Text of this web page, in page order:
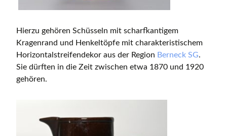
Hierzu gehören Schüsseln mit scharfkantigem
Kragenrand und Henkeltöpfe mit charakteristischem
Horizontalstreifendekor aus der Region Berneck SG.
Sie dürften in die Zeit zwischen etwa 1870 und 1920
gehören.